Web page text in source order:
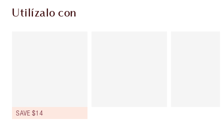
Utilízalo con
SAVE $14